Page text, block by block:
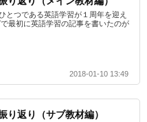
とつである英語学習が１周年を迎え
最初に英語学習の記事を書いたのが
2018-01-10 13:49
り返り（サブ教材編）